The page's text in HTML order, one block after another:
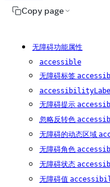
Copy page
无障碍功能属性
accessible
无障碍标签
无障碍提示
忽略反转色
无障碍的动态区域
无障碍角色
无障碍状态
无障碍值